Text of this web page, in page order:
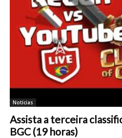
Notícias
Assista a terceira
BGC (19 horas)